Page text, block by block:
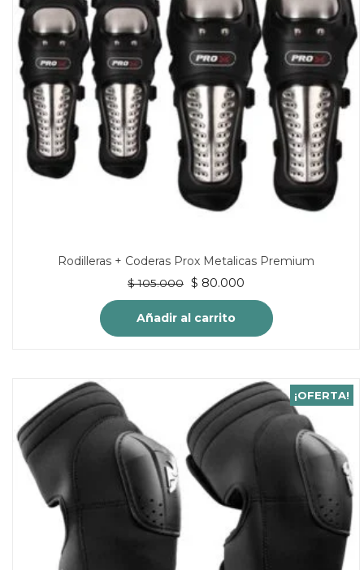
Rodilleras + Coderas Prox Metalicas Premium
$105.000
El
precio
original
era:
$ 80.000
precio
actual
es:
Añadir al carrito
¡OFERTA!